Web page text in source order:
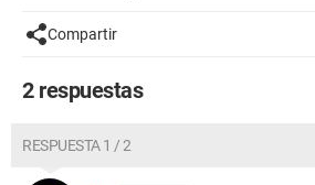
Compartir
2 respuestas
RESPUESTA 1 / 2